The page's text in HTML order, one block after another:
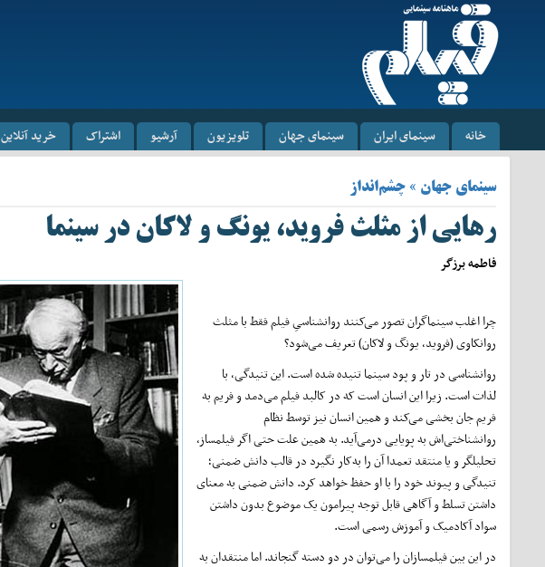
خانه سینمای ایران سینمای جهان تلویزیون آرشیو اشتراک خرید آنلاین
سینمای جهان » چشم‌انداز
رهایی از مثلث فروید، یونگ و لاکان در سینما
فاطمه برزگر
چرا اغلب سینماگران تصور می‌کنند روانشناسیِ فیلم فقط با مثلث
روانکاوی (فروید، یونگ و لاکان) تعریف می‌شود؟
روانشناسی در تار و پود سینما تنیده شده است. این تنیدگی، با
لذات است. زیرا این انسان است که در کالبد فیلم می‌دمد و فریم به
فریم جان بخشی می‌کند و همین انسان نیز توسط نظام
روانشناختی‌اش به پویایی درمی‌آید. به همین علت حتی اگر فیلمساز،
تحلیلگر و یا منتقد تعمدا آن را به‌کار نگیرد در قالب دانش ضمنی؛
تنیدگی و پیوند خود را با او حفظ خواهد کرد. دانش ضمنی به معنای
داشتن تسلط و آگاهی قابل توجه پیرامون یک موضوع بدون داشتن
سواد آکادمیک و آموزش رسمی است.
در این بین فیلمسازان را می‌توان در دو دسته گنجاند. اما منتقدان به